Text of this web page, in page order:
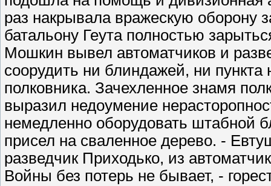
раз накрывала вражескую оборону
батальону Геута полностью
Мошкин вывел автоматчиков и
соорудить ни блиндажей, ни
полковника. Зачехленное знамя
выразил недоумение
немедленно оборудовать штабной
присел на сваленное дерево. -
разведчик Приходько, из
Войны без потерь не бывает, -